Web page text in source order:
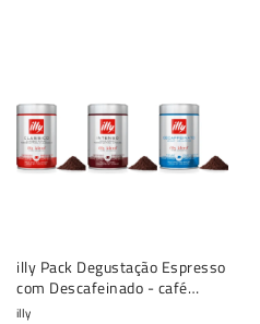
illy Pack Degustação Espresso
com Descafeinado - café
moído - 3 x 250 gramas
illy